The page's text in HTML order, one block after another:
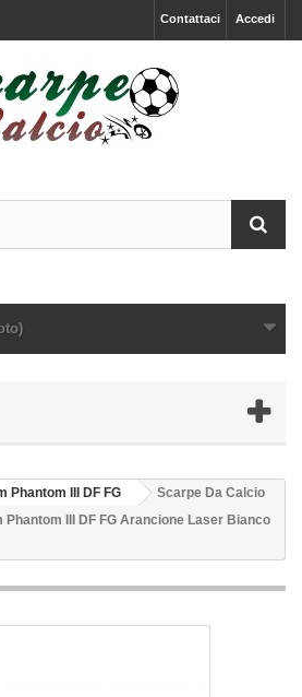
Accedi
Contattaci
Phantom III DF FG
Scarpe Da Calcio
III DF FG Arancione Laser Bianco